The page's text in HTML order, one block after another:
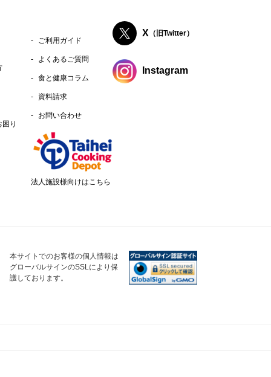
り
ご利用ガイド
よくあるご質問
食と健康コラム
資料請求
お問い合わせ
法人施設様向けはこちら
X （旧Twitter）
Instagram
本サイトでのお客様の個人情報は
グローバルサインのSSLにより保
護しております。